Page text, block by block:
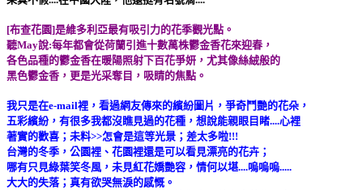
[布查花園]是維多利亞最有吸引力的花季觀光點。
聽May說:每年都會從荷蘭引進十數萬株鬱金香花來迎春，
各色品種的鬱金香在暖陽照射下百花爭妍，尤其像絲絨般的
黑色鬱金香，更是光采奪目，吸睛的焦點。
我只是在e-mail裡，看過網友傳來的繽紛圖片，爭奇鬥艷的花朵，
五彩繽紛，有很多我都沒瞧見過的花種，想說能親眼目睹....心裡
著實的歡喜；未料>>怎會是這等光景；差太多啦!!!
台灣的冬季，公園裡、花園裡還是可以看見漂亮的花卉；
哪有只見綠葉笑冬風，未見紅花嬌艷容，情何以堪....嗚嗚嗚.....
大大的失落；真有欲哭無淚的感慨。